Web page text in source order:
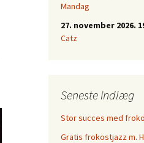
Mandag
27. november 2026.
Catz
Seneste indlæg
Stor succes med
Gratis frokostjazz m.